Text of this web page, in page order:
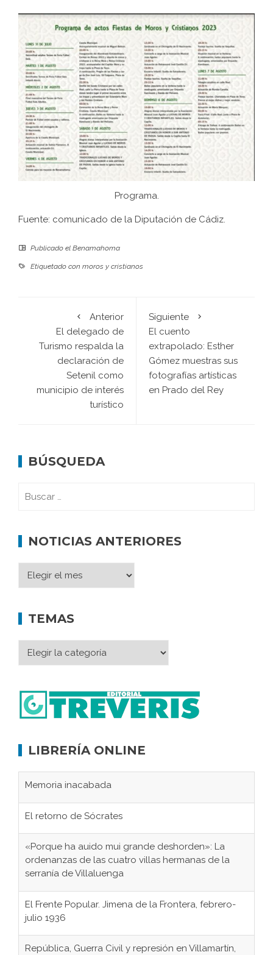
Programa.
Fuente: comunicado de la Diputación de Cádiz.
Publicado el Benamahoma
Etiquetado con moros y cristianos
Anterior
El delegado de
Turismo respalda la
declaración de
Setenil como
municipio de interés
turístico
Siguiente
El cuento
extrapolado: Esther
Gómez muestras sus
fotografías artísticas
en Prado del Rey
BÚSQUEDA
NOTICIAS ANTERIORES
TEMAS
LIBRERÍA ONLINE
Memoria inacabada
El retorno de Sócrates
«Porque ha auido mui grande deshorden»: La
ordenanzas de las cuatro villas hermanas de la
serranía de Villaluenga
El Frente Popular. Jimena de la Frontera, febrero-
julio 1936
República, Guerra Civil y represión en Villamartín,